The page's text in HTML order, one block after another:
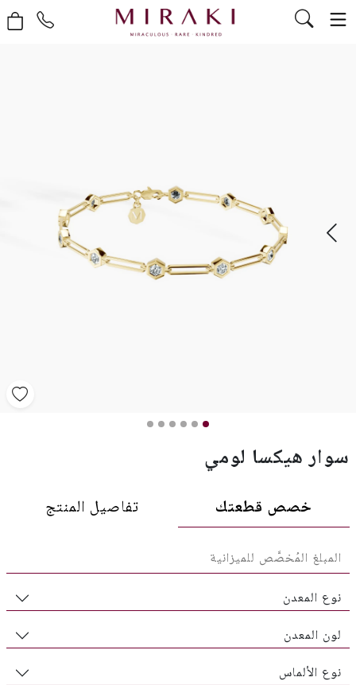
سوار هيكسا لومي
خصص قطعتك تفاصيل المنتج
نوع المعدن
لون المعدن
نوع الألماس